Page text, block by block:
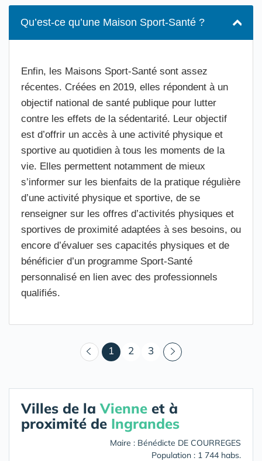
Qu’est-ce qu’une Maison Sport-Santé ?
Enfin, les Maisons Sport-Santé sont assez
récentes. Créées en 2019, elles répondent à un
objectif national de santé publique pour lutter
contre les effets de la sédentarité. Leur objectif
est d’offrir un accès à une activité physique et
sportive au quotidien à tous les moments de la
vie. Elles permettent notamment de mieux
s’informer sur les bienfaits de la pratique régulière
d’une activité physique et sportive, de se
renseigner sur les offres d’activités physiques et
sportives de proximité adaptées à ses besoins, ou
encore d’évaluer ses capacités physiques et de
bénéficier d’un programme Sport-Santé
personnalisé en lien avec des professionnels
qualifiés.
1 (courant)
2 3
Villes de laVienne et à
proximité de Ingrandes
Maire : Bénédicte DE COURREGES
Population : 1 744 habs.